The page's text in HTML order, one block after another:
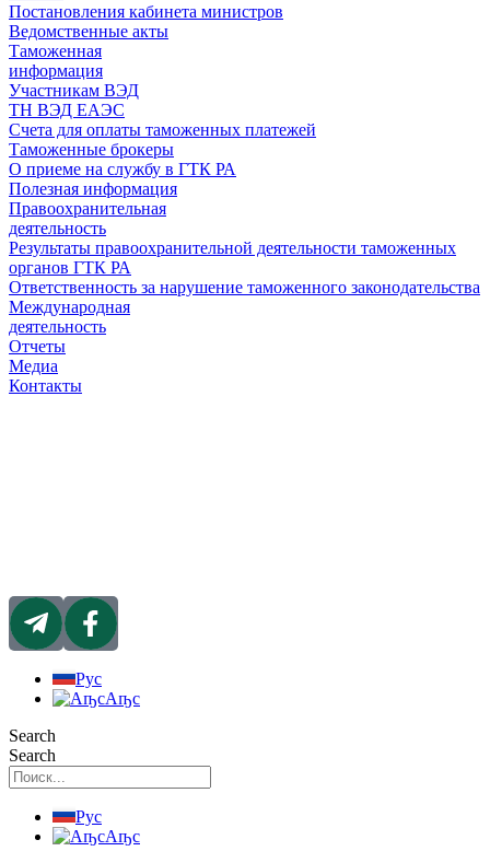
Постановления кабинета министров
Ведомственные акты
Таможенная
информация
Участникам ВЭД
ТН ВЭД ЕАЭС
Счета для оплаты таможенных платежей
Таможенные брокеры
О приеме на службу в ГТК РА
Полезная информация
Правоохранительная
деятельность
Результаты правоохранительной деятельности таможенных
органов ГТК РА
Ответственность за нарушение таможенного законодательства
Международная
деятельность
Отчеты
Медиа
Контакты
Рус
Аҧс
Search
Search
Рус
Аҧс